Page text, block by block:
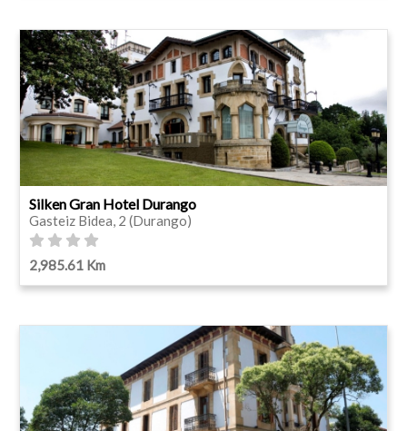
Silken Gran Hotel Durango
Gasteiz Bidea, 2 (Durango)
2,985.61 Km